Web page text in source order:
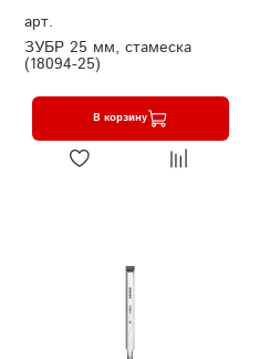
арт.
ЗУБР 25 мм, стамеска
(18094-25)
В корзину